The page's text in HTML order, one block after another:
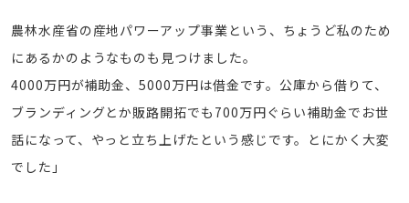
農林水産省の産地パワーアップ事業という、ちょうど私のため
にあるかのようなものも見つけました。
4000万円が補助金、5000万円は借金です。公庫から借りて、
ブランディングとか販路開拓でも700万円ぐらい補助金でお世
話になって、やっと立ち上げたという感じです。とにかく大変
でした」